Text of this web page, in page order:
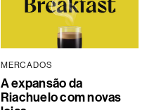
MERCADOS
A expansão da
Riachuelo com novas